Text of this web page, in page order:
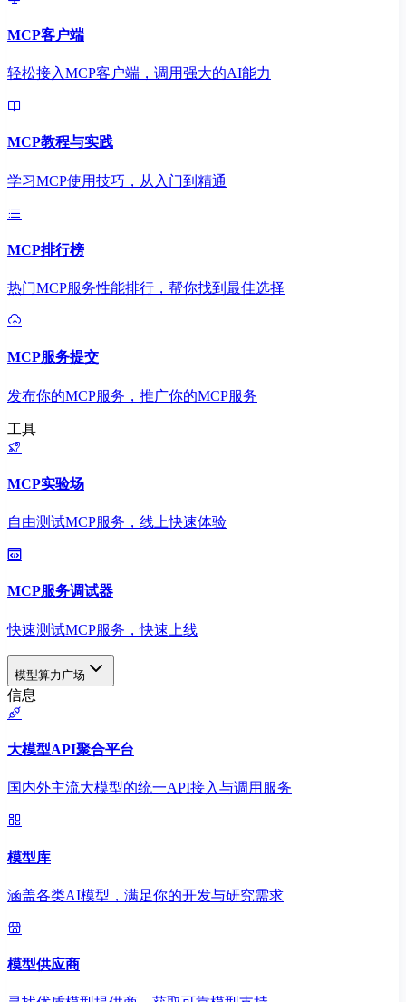
MCP客户端
轻松接入MCP客户端，调用强大的AI能力
MCP教程与实践
学习MCP使用技巧，从入门到精通
MCP排行榜
热门MCP服务性能排行，帮你找到最佳选择
MCP服务提交
发布你的MCP服务，推广你的MCP服务
工具
MCP实验场
自由测试MCP服务，线上快速体验
MCP服务调试器
快速测试MCP服务，快速上线
模型算力广场
信息
大模型API聚合平台
国内外主流大模型的统一API接入与调用服务
模型库
涵盖各类AI模型，满足你的开发与研究需求
模型供应商